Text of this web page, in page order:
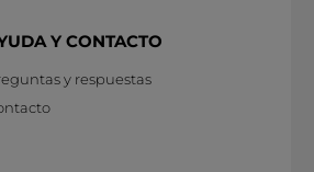
Y CONTACTO
y respuestas